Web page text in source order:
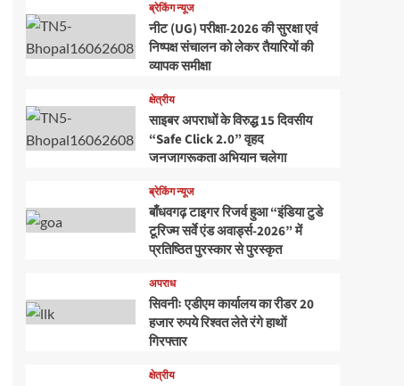
ब्रेकिंग न्यूज
नीट (UG) परीक्षा-2026 की सुरक्षा एवं
निष्पक्ष संचालन को लेकर तैयारियों की
व्यापक समीक्षा
क्षेत्रीय
साइबर अपराधों के विरुद्ध 15 दिवसीय
“Safe Click 2.0” वृहद
जनजागरूकता अभियान चलेगा
ब्रेकिंग न्यूज
बाँधवगढ़ टाइगर रिजर्व हुआ “इंडिया टुडे
टूरिज्म सर्वे एंड अवार्ड्स-2026” में
प्रतिष्ठित पुरस्कार से पुरस्कृत
अपराध
सिवनीः एडीएम कार्यालय का रीडर 20
हजार रुपये रिश्वत लेते रंगे हाथों
गिरफ्तार
क्षेत्रीय